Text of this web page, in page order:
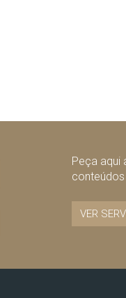
Peça aqui
conteúdos
VER